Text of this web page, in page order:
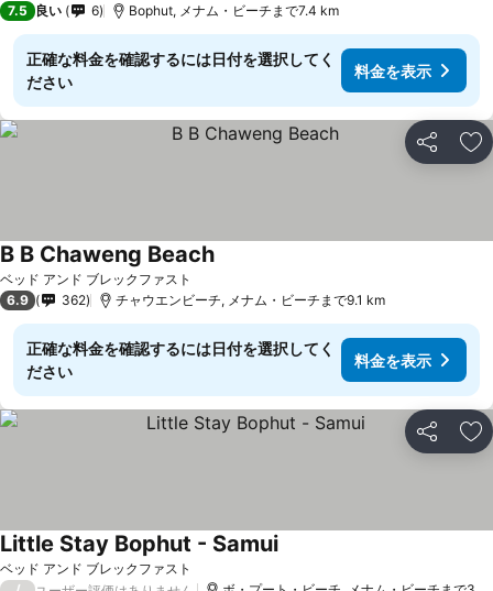
7.5 良い 6 Bophut, メナム・ビーチまで7.4 km
正確な料金を確認するには日付を選択してく
ださい
料金を表示
シェア お
ベッド アンド ブレックファスト
B B Chaweng Beach
6.9 362 チャウエンビーチ, メナム・ビーチまで9.1 km
正確な料金を確認するには日付を選択してく
ださい
料金を表示
シェア お
ベッド アンド ブレックファスト
Little Stay Bophut - Samui